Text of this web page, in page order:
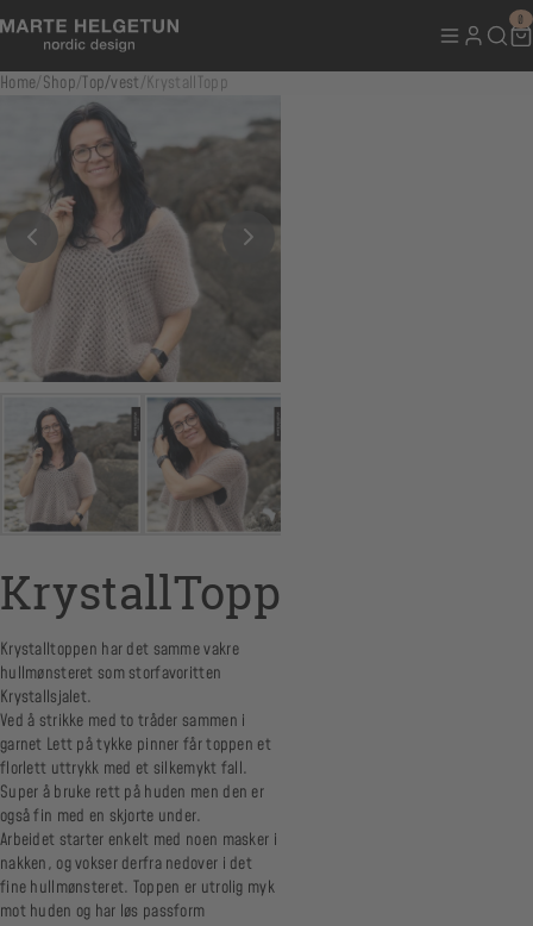
0
Home/Shop/Top/vest/KrystallTopp
KrystallTopp
Krystalltoppen har det samme vakre
hullmønsteret som storfavoritten
Krystallsjalet.
Ved å strikke med to tråder sammen i
garnet Lett på tykke pinner får toppen et
florlett uttrykk med et silkemykt fall.
Super å bruke rett på huden men den er
også fin med en skjorte under.
Arbeidet starter enkelt med noen masker i
nakken, og vokser derfra nedover i det
fine hullmønsteret. Toppen er utrolig myk
mot huden og har løs passform